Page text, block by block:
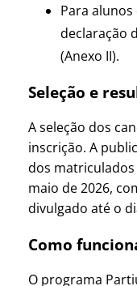
Para
declaração
(Anexo II).
Seleção e
A seleção dos
inscrição. A
dos
maio de 2026,
divulgado até o
Como
O programa